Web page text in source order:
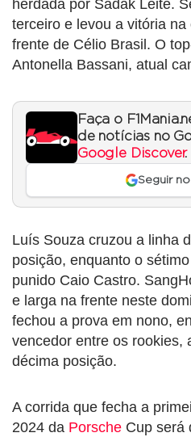
herdada por Sadak Leite.
terceiro e levou a vitória
frente de Célio Brasil. O
Antonella Bassani, atual
Faça o
de notícias no
Google Discover.
Seguir
Luís Souza cruzou a linha
posição, enquanto o
punido Caio Castro.
e larga na frente neste
fechou a prova em nono,
vencedor entre os rookies,
décima posição.
A corrida que fecha a
2024 da Porsche Cup será